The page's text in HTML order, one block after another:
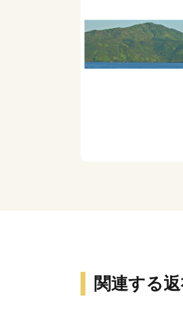
関連する